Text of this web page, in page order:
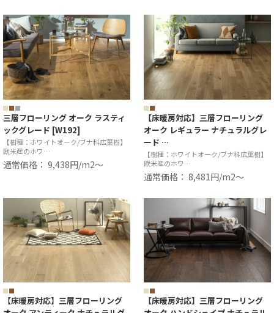
三層フローリング オーク ラスティ
ックグレード [W192]
【樹種：ホワイトオーク/ブナ科広葉樹】
欧米産のホワ…
通常価格： 9,438円/m2〜
【床暖房対応】三層フローリング
オーク レギュラー ナチュラルグレ
ード …
【樹種：ホワイトオーク/ブナ科広葉樹】
欧米産のホワ…
通常価格： 8,481円/m2〜
【床暖房対応】三層フローリング
【床暖房対応】三層フローリング